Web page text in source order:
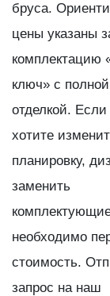
бруса.
цены указаны
комплектацию
ключ» с полной
отделкой.
хотите
планировку,
заменить
необходимо
стоимость.
запрос на наш